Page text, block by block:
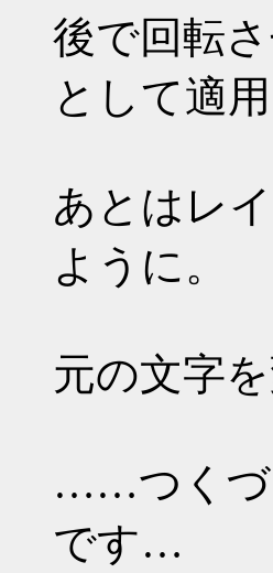
後で回転
として適用
あとはレ
ように。
元の文字
……つくづ
です…